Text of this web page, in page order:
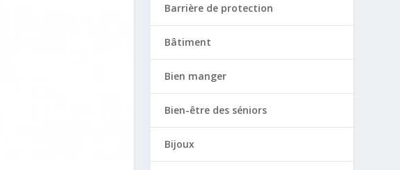
Barrière de protection
Bâtiment
Bien manger
Bien-être des séniors
Bijoux